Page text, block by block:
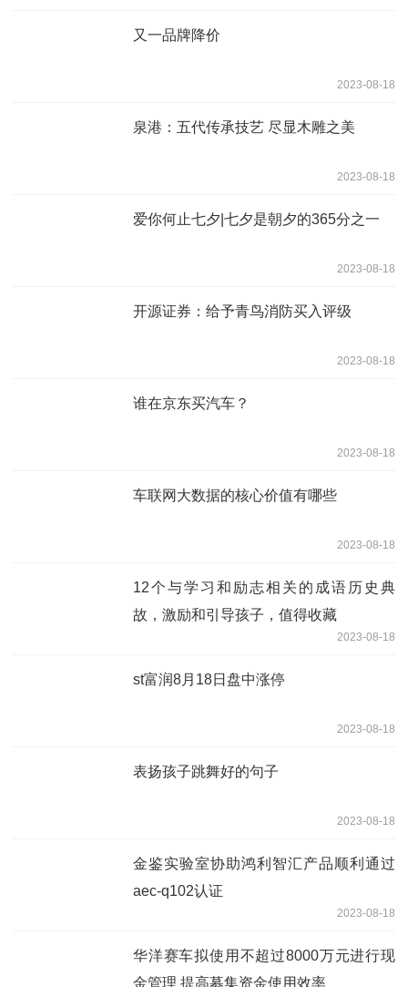
又一品牌降价
2023-08-18
泉港：五代传承技艺 尽显木雕之美
2023-08-18
爱你何止七夕|七夕是朝夕的365分之一
2023-08-18
开源证券：给予青鸟消防买入评级
2023-08-18
谁在京东买汽车？
2023-08-18
车联网大数据的核心价值有哪些
2023-08-18
12个与学习和励志相关的成语历史典
故，激励和引导孩子，值得收藏
2023-08-18
st富润8月18日盘中涨停
2023-08-18
表扬孩子跳舞好的句子
2023-08-18
金鉴实验室协助鸿利智汇产品顺利通过
aec-q102认证
2023-08-18
华洋赛车拟使用不超过8000万元进行现
金管理 提高募集资金使用效率